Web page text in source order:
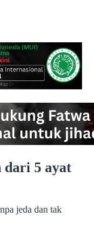
dari 5 ayat
jeda dan tak